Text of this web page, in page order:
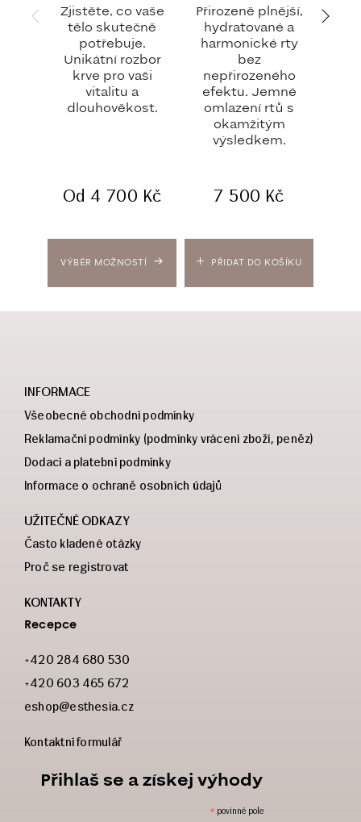
VÝBĚR MOŽNOSTÍ
Zjistěte, co vaše
tělo skutečně
potřebuje.
Unikátní rozbor
krve pro vaši
vitalitu a
dlouhověkost.
Od 4 700 Kč
PŘIDAT DO KOŠÍKU
Přirozeně plnější,
hydratované a
harmonické rty
bez
nepřirozeného
efektu. Jemné
omlazení rtů s
okamžitým
výsledkem.
7 500 Kč
INFORMACE
Všeobecné obchodní podmínky
Reklamační podmínky (podmínky vrácení zboží, peněz)
Dodací a platební podmínky
Informace o ochraně osobních údajů
UŽITEČNÉ ODKAZY
Často kladené otázky
Proč se registrovat
KONTAKTY
Recepce
+420 284 680 530
+420 603 465 672
eshop@esthesia.cz
Kontaktní formulář
Přihlaš se a získej výhody
* povinné pole